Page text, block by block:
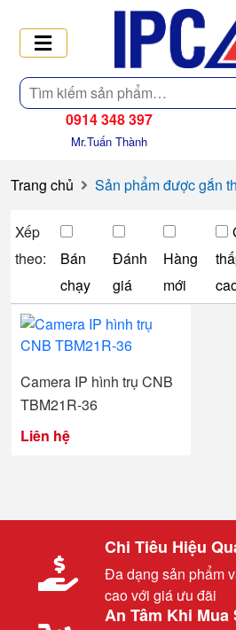
Tìm
kiếm
0914 348 397
Mr.Tuấn Thành
Trang chủ Sản phẩm được gắn
Xếp
theo:
Bán
chạy
Đánh
giá
Hàng
mới
Camera IP hình trụ CNB
TBM21R-36
Liên hệ
Chi Tiêu Hiệu
Đa dạng sản phẩm
cao với giá ưu đãi
An Tâm Khi Mua